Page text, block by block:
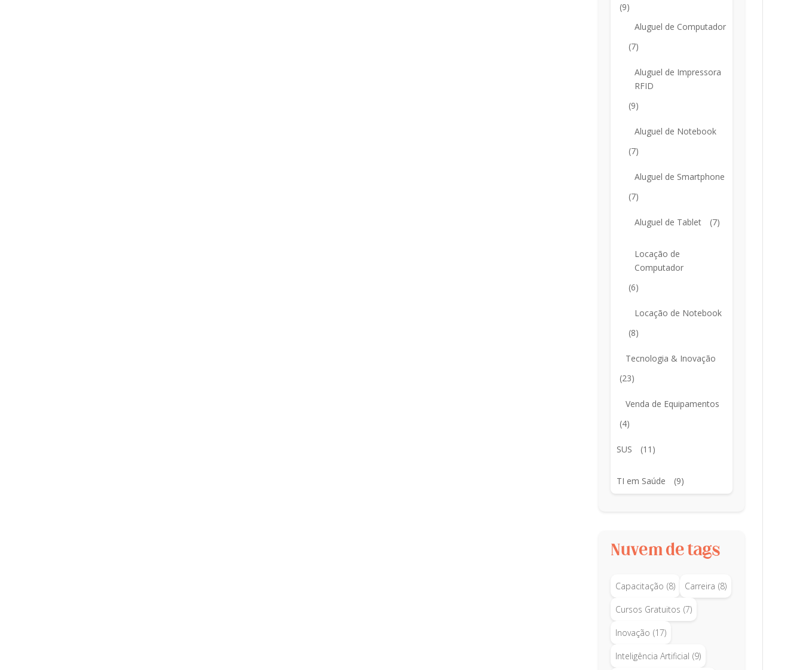
(9)
Aluguel de Computador
(7)
Aluguel de Impressora
RFID
(9)
Aluguel de Notebook
(7)
Aluguel de Smartphone
(7)
Aluguel de Tablet (7)
Locação de
Computador
(6)
Locação de Notebook
(8)
Tecnologia & Inovação
(23)
Venda de Equipamentos
(4)
SUS (11)
TI em Saúde (9)
Nuvem de tags
Capacitação (8) Carreira (8)
Cursos Gratuitos (7)
Inovação (17)
Inteligência Artificial (9)